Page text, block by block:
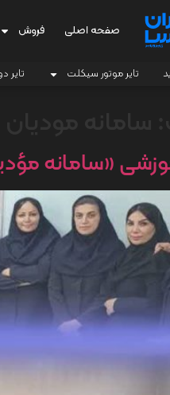
صفحه اصلی فروش
تایر موتور سیکلت تایر
«سامانه